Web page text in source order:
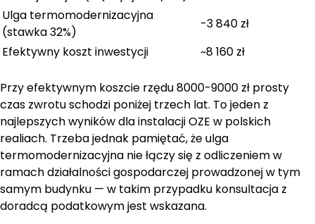
Ulga termomodernizacyjna
(stawka 32%)
-3 840 zł
Efektywny koszt inwestycji
~8 160 zł
Przy efektywnym koszcie rzędu 8000-9000 zł prosty
czas zwrotu schodzi poniżej trzech lat. To jeden z
najlepszych wyników dla instalacji OZE w polskich
realiach. Trzeba jednak pamiętać, że ulga
termomodernizacyjna nie łączy się z odliczeniem w
ramach działalności gospodarczej prowadzonej w tym
samym budynku — w takim przypadku konsultacja z
doradcą podatkowym jest wskazana.